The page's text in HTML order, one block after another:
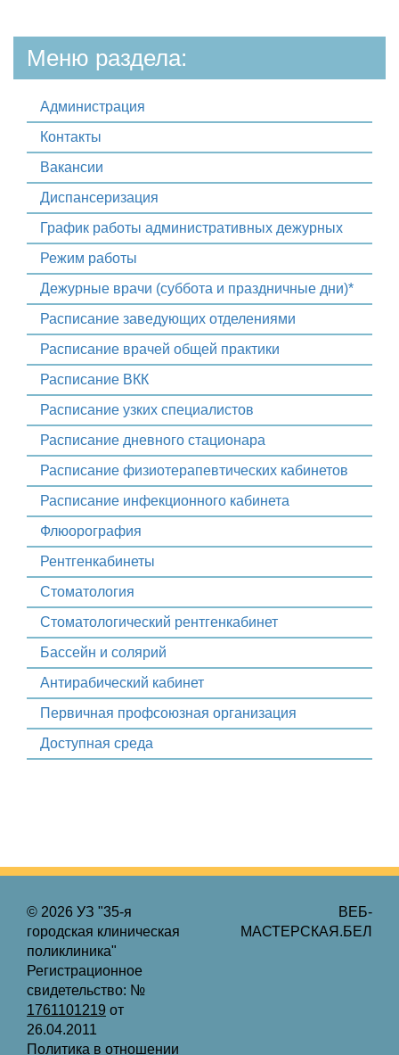
Меню раздела:
Администрация
Контакты
Вакансии
Диспансеризация
График работы административных дежурных
Режим работы
Дежурные врачи (суббота и праздничные дни)*
Расписание заведующих отделениями
Расписание врачей общей практики
Расписание ВКК
Расписание узких специалистов
Расписание дневного стационара
Расписание физиотерапевтических кабинетов
Расписание инфекционного кабинета
Флюорография
Рентгенкабинеты
Стоматология
Стоматологический рентгенкабинет
Бассейн и солярий
Антирабический кабинет
Первичная профсоюзная организация
Доступная среда
© 2026 УЗ "35-я
городская клиническая
поликлиника"
Регистрационное
свидетельство: №
1761101219 от
26.04.2011
Политика в отношении
ВЕБ-
МАСТЕРСКАЯ.БЕЛ